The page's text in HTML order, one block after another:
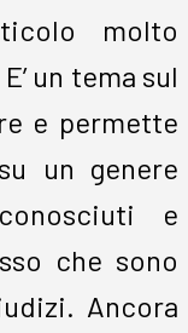
molto
un tema sul
e permette
un genere
e
che sono
Ancora